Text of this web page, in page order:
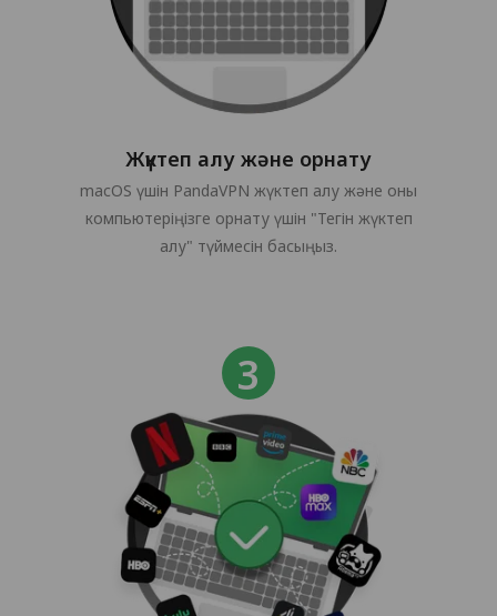
Жүктеп алу және орнату
macOS үшін PandaVPN жүктеп алу және оны
компьютеріңізге орнату үшін "Тегін жүктеп
алу" түймесін басыңыз.